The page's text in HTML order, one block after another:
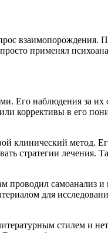
взаимопорождения.
применял
Его наблюдения за
коррективы в его
клинический метод.
стратегии лечения.
проводил самоанализ
для
стилем и